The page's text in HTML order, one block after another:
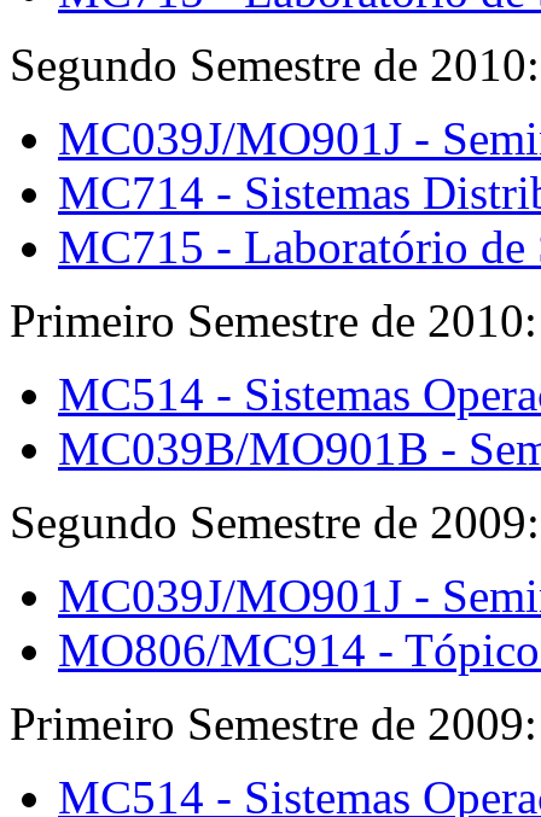
Segundo Semestre de 2010:
MC039J/MO901J -
MC714 - Sistemas
MC715 - Laboratório de
Primeiro Semestre de 2010:
MC514 - Sistemas
MC039B/MO901B -
Segundo Semestre de
MC039J/MO901J -
MO806/MC914 -
Primeiro Semestre de 2009:
MC514 - Sistemas